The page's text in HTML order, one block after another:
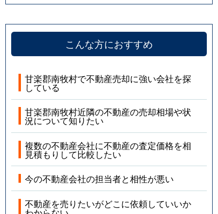
こんな方におすすめ
甘楽郡南牧村で不動産売却に強い会社を探
している
甘楽郡南牧村近隣の不動産の売却相場や状
況について知りたい
複数の不動産会社に不動産の査定価格を相
見積もりして比較したい
今の不動産会社の担当者と相性が悪い
不動産を売りたいがどこに依頼していいか